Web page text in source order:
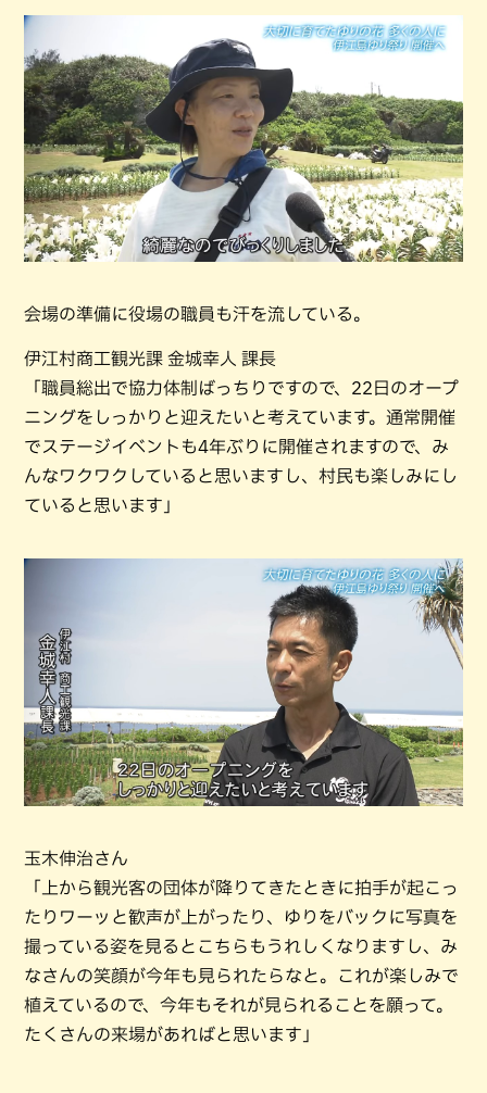
会場の準備に役場の職員も汗を流している。
伊江村商工観光課 金城幸人 課長
「職員総出で協力体制ばっちりですので、22日のオープ
ニングをしっかりと迎えたいと考えています。通常開催
でステージイベントも4年ぶりに開催されますので、み
んなワクワクしていると思いますし、村民も楽しみにし
ていると思います」
玉木伸治さん
「上から観光客の団体が降りてきたときに拍手が起こっ
たりワーッと歓声が上がったり、ゆりをバックに写真を
撮っている姿を見るとこちらもうれしくなりますし、み
なさんの笑顔が今年も見られたらなと。これが楽しみで
植えているので、今年もそれが見られることを願って。
たくさんの来場があればと思います」